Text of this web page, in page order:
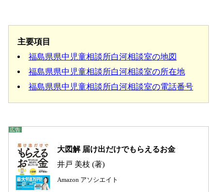
主要項目
福島県県中児童相談所白河相談室の地図
福島県県中児童相談所白河相談室の所在地
福島県県中児童相談所白河相談室の電話番号
大図解 届け出だけでもらえるお金
井戸 美枝 (著)
Amazon アソシエイト